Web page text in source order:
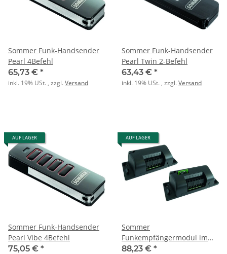
Sommer Funk-Handsender
Pearl 4Befehl
65,73 € *
inkl. 19% USt. , zzgl.Versand
Sommer Funk-Handsender
Pearl Twin 2-Befehl
63,43 € *
inkl. 19% USt. , zzgl.Versand
AUF LAGER
Sommer Funk-Handsender
Pearl Vibe 4Befehl
75,05 € *
AUF LAGER
Sommer
Funkempfängermodul im
Gehäuse 2Kanal
88,23 € *